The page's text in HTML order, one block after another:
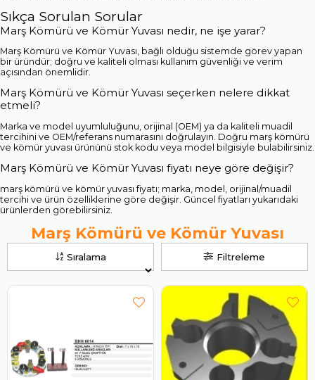
Sıkça Sorulan Sorular
Marş Kömürü ve Kömür Yuvası nedir, ne işe yarar?
Marş Kömürü ve Kömür Yuvası, bağlı olduğu sistemde görev yapan
bir üründür; doğru ve kaliteli olması kullanım güvenliği ve verim
açısından önemlidir.
Marş Kömürü ve Kömür Yuvası seçerken nelere dikkat
etmeli?
Marka ve model uyumluluğunu, orijinal (OEM) ya da kaliteli muadil
tercihini ve OEM/referans numarasını doğrulayın. Doğru marş kömürü
ve kömür yuvası ürününü stok kodu veya model bilgisiyle bulabilirsiniz.
Marş Kömürü ve Kömür Yuvası fiyatı neye göre değişir?
marş kömürü ve kömür yuvası fiyatı; marka, model, orijinal/muadil
tercihi ve ürün özelliklerine göre değişir. Güncel fiyatları yukarıdaki
ürünlerden görebilirsiniz.
Filtreleme
Sıralama
Marş Kömürü ve Kömür Yuvası